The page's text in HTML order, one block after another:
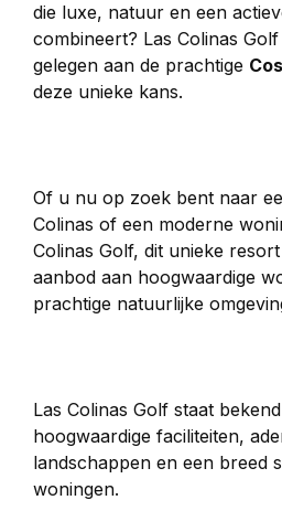
die luxe, natuur en een
combineert? Las Colinas
gelegen aan de prachtige
deze unieke kans.
Of u nu op zoek bent naar
Colinas of een moderne
Colinas Golf, dit unieke
aanbod aan hoogwaardige
prachtige natuurlijke
Las Colinas Golf staat
hoogwaardige faciliteiten,
landschappen en een breed
woningen.